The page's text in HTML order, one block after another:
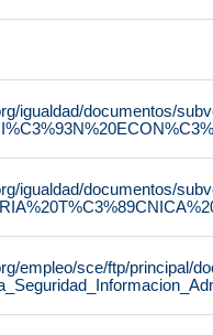
igualdad/documentos/
igualdad/documentos/
empleo/sce/ftp/principal/